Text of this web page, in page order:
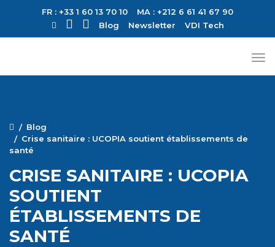
FR : +33 1 60 13 70 10
MA : +212 6 61 41 67 90
Blog
Newsletter VDI Tech
Blog
Crise sanitaire : UCOPIA soutient établissements de
santé
CRISE SANITAIRE : UCOPIA
SOUTIENT
ÉTABLISSEMENTS DE
SANTÉ